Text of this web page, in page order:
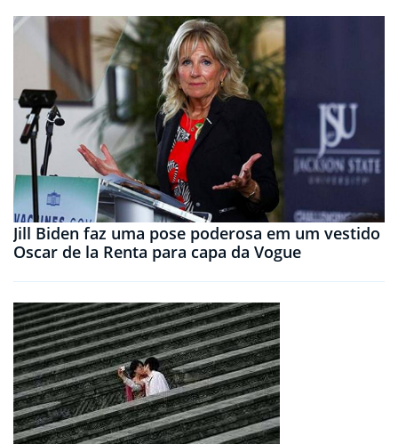
Jill Biden faz uma pose poderosa em um vestido
Oscar de la Renta para capa da Vogue